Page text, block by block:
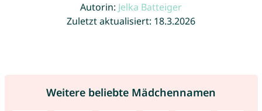
Autorin: Jelka Batteiger
Zuletzt aktualisiert: 18.3.2026
Weitere beliebte Mädchennamen